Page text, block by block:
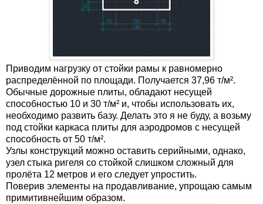
Приводим нагрузку от стойки рамы к равномерно
распределённой по площади. Получается 37,96 т/м².
Обычные дорожные плиты, обладают несущей
способностью 10 и 30 т/м² и, чтобы использовать их,
необходимо развить базу. Делать это я не буду, а возьму
под стойки каркаса плиты для аэродромов с несущей
способность от 50 т/м².
Узлы конструкций можно оставить серийными, однако,
узел стыка ригеля со стойкой слишком сложный для
пролёта 12 метров и его следует упростить.
Поверив элементы на продавливание, упрощаю самым
примитивнейшим образом.